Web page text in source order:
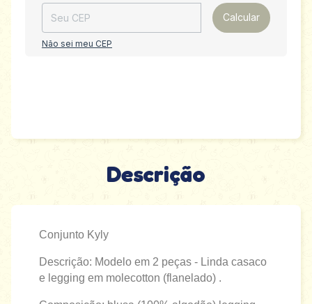
Calcular
Não sei meu CEP
Descrição
Conjunto Kyly
Descrição: Modelo em 2 peças - Linda casaco
e legging em molecotton (flanelado) .